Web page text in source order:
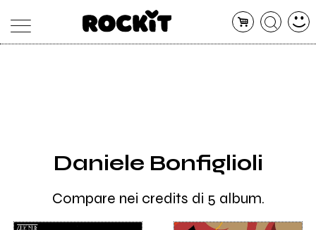
RADIO
Daniele Bonfiglioli
Compare nei credits di 5 album.